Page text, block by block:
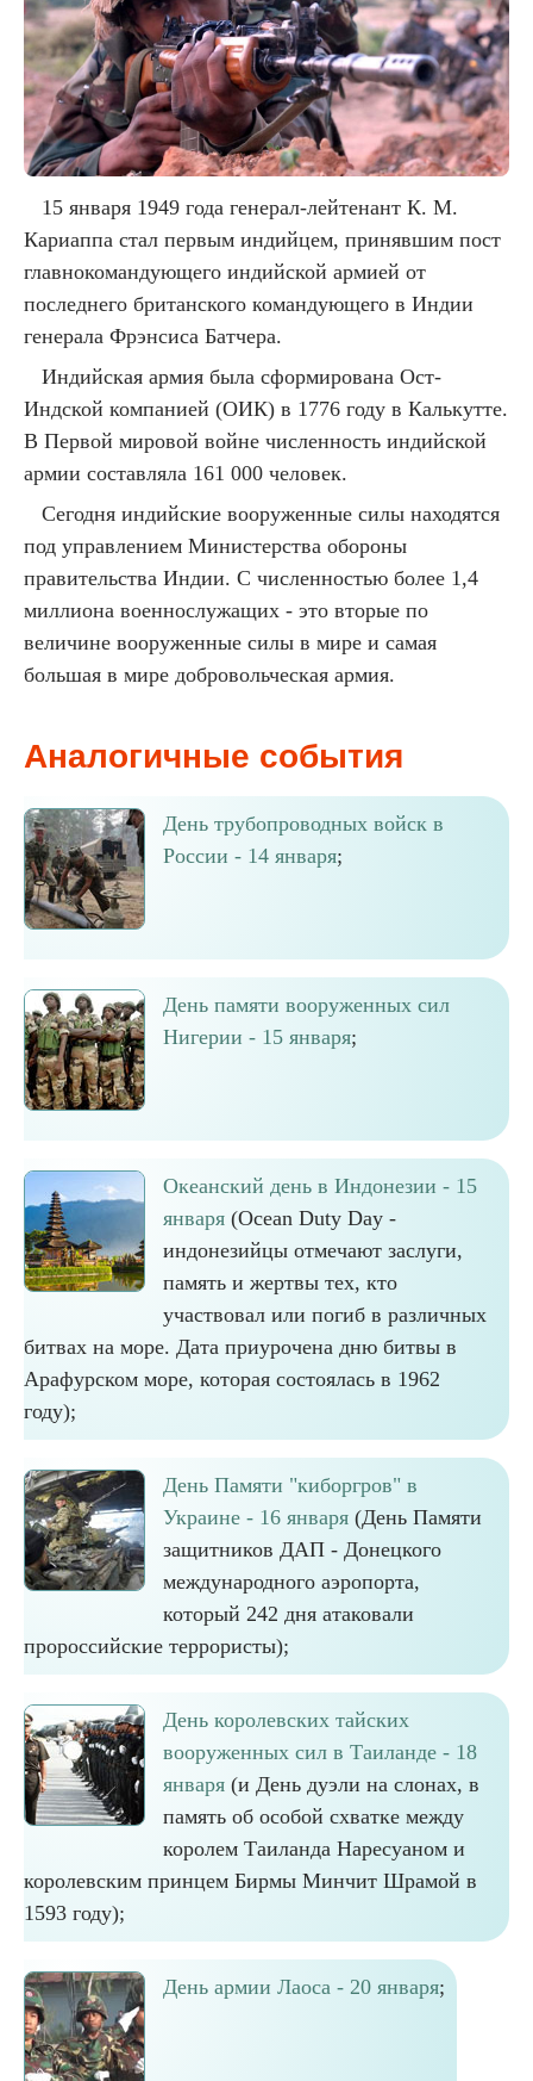
15 января 1949 года генерал-лейтенант К. М.
Кариаппа стал первым индийцем, принявшим пост
главнокомандующего индийской армией от
последнего британского командующего в Индии
генерала Фрэнсиса Батчера.
Индийская армия была сформирована Ост-
Индской компанией (ОИК) в 1776 году в Калькутте.
В Первой мировой войне численность индийской
армии составляла 161 000 человек.
Сегодня индийские вооруженные силы находятся
под управлением Министерства обороны
правительства Индии. С численностью более 1,4
миллиона военнослужащих - это вторые по
величине вооруженные силы в мире и самая
большая в мире добровольческая армия.
Аналогичные события
День трубопроводных войск в
России - 14 января;
День памяти вооруженных сил
Нигерии - 15 января;
Океанский день в Индонезии - 15
января (Ocean Duty Day -
индонезийцы отмечают заслуги,
память и жертвы тех, кто
участвовал или погиб в различных
битвах на море. Дата приурочена дню битвы в
Арафурском море, которая состоялась в 1962
году);
День Памяти "киборгров" в
Украине - 16 января (День Памяти
защитников ДАП - Донецкого
международного аэропорта,
который 242 дня атаковали
пророссийские террористы);
День королевских тайских
вооруженных сил в Таиланде - 18
января (и День дуэли на слонах, в
память об особой схватке между
королем Таиланда Наресуаном и
королевским принцем Бирмы Минчит Шрамой в
1593 году);
День армии Лаоса - 20 января;